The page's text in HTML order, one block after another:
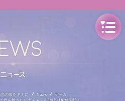
の歌をキミに News
ゲーム
君を離さないガチャ」を1/4より配信開始！